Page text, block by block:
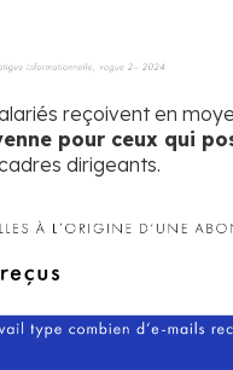
reçoivent en
pour ceux qui
dirigeants.